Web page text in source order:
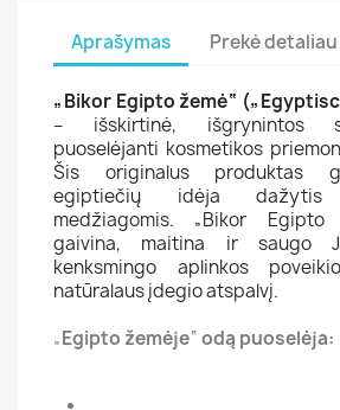
Aprašymas Prekė detaliau
„Bikor Egipto žemė“
– išskirtinė, išgrynintos
puoselėjanti kosmetikos
Šis originalus produktas
egiptiečių idėja dažytis
medžiagomis. „Bikor Egipto
gaivina, maitina ir saugo
kenksmingo aplinkos
natūralaus įdegio atspalvį.
„Egipto žemėje“odą puoselėja: